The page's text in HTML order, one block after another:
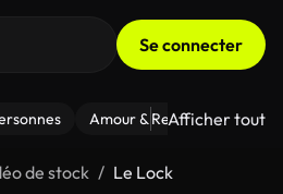
Se connecter
Amour & Relations Le
Afficher tout
de stock Le Lock